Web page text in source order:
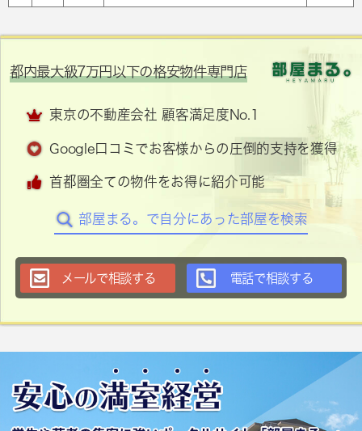
都内最大級7万円以下の格安物件専門店
東京の不動産会社 顧客満足度No.1
Google口コミでお客様からの圧倒的支持を獲得
首都圏全ての物件をお得に紹介可能
部屋まる。で自分にあった部屋を検索
メールで相談する 電話で相談する